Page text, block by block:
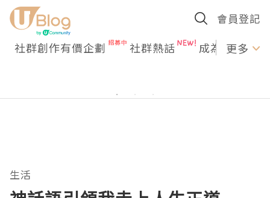
會員登記
社群創作有價企劃 社群熱話 成為U更多
生活